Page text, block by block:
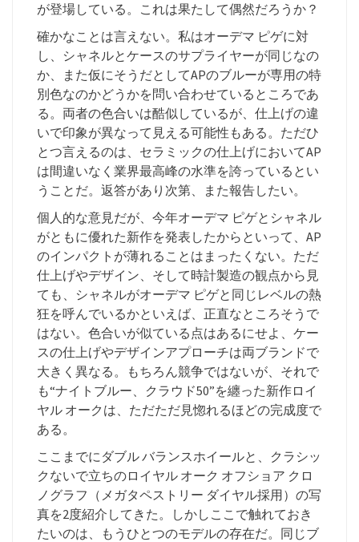
が登場している。これは果たして偶然だろうか？
確かなことは言えない。私はオーデマ ピゲに対
し、シャネルとケースのサプライヤーが同じなの
か、また仮にそうだとしてAPのブルーが専用の特
別色なのかどうかを問い合わせているところであ
る。両者の色合いは酷似しているが、仕上げの違
いで印象が異なって見える可能性もある。ただひ
とつ言えるのは、セラミックの仕上げにおいてAP
は間違いなく業界最高峰の水準を誇っているとい
うことだ。返答があり次第、また報告したい。
個人的な意見だが、今年オーデマ ピゲとシャネル
がともに優れた新作を発表したからといって、AP
のインパクトが薄れることはまったくない。ただ
仕上げやデザイン、そして時計製造の観点から見
ても、シャネルがオーデマ ピゲと同じレベルの熱
狂を呼んでいるかといえば、正直なところそうで
はない。色合いが似ている点はあるにせよ、ケー
スの仕上げやデザインアプローチは両ブランドで
大きく異なる。もちろん競争ではないが、それで
も“ナイトブルー、クラウド50”を纏った新作ロイ
ヤル オークは、ただただ見惚れるほどの完成度で
ある。
ここまでにダブル バランスホイールと、クラシッ
クないで立ちのロイヤル オーク オフショア クロ
ノグラフ（メガタペストリー ダイヤル採用）の写
真を2度紹介してきた。しかしここで触れておき
たいのは、もうひとつのモデルの存在だ。同じブ